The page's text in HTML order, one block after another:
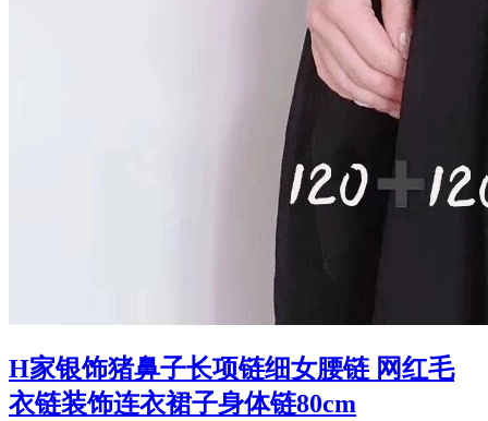
H家银饰猪鼻子长项链细女腰链 网红毛
衣链装饰连衣裙子身体链80cm